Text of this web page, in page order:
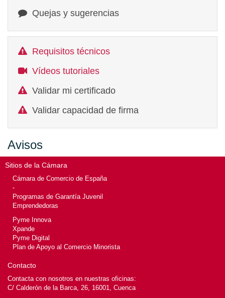
Quejas y sugerencias
Requisitos técnicos
Vídeos tutoriales
Validar mi certificado
Validar capacidad de firma
Avisos
Sitios de la Cámara
Cámara de Comercio de España
-
Programas de Garantía Juvenil
Emprendedoras
Pyme Innova
Xpande
Pyme Digital
Plan de Apoyo al Comercio Minorista
Contacto
Contacta con nosotros en nuestras oficinas:
C/ Calderón de la Barca, 26, 16001, Cuenca